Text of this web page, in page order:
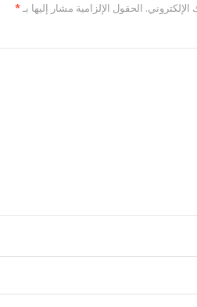
الحقول الإلزامية مشار إليها بـ*